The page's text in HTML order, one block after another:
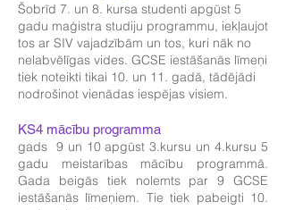
Šobrīd 7. un 8. kursa studenti apgūst 5
gadu maģistra studiju programmu, iekļaujot
tos ar SIV vajadzībām un tos, kuri nāk no
nelabvēlīgas vides. GCSE iestāšanās līmeņi
tiek noteikti tikai 10. un 11. gadā, tādējādi
nodrošinot vienādas iespējas visiem.
KS4 mācību programma
gads 9 un 10 apgūst 3.kursu un 4.kursu 5
gadu meistarības mācību programmā.
Gada beigās tiek nolemts par 9 GCSE
iestāšanās līmeņiem. Tie tiek pabeigti 10.